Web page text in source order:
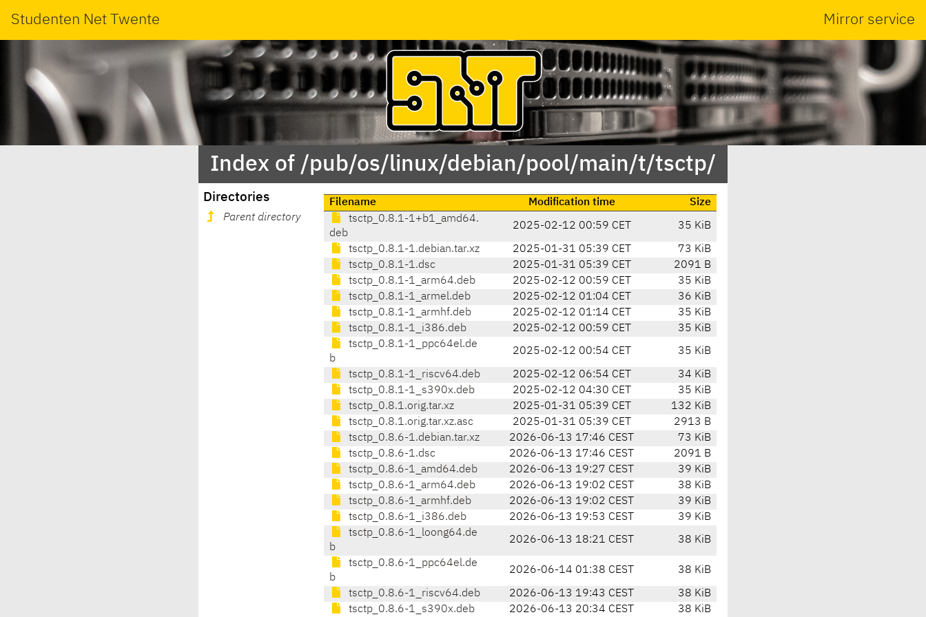
Studenten Net Twente Mirror service
Index of /pub/os/linux/debian/pool/main/t/tsctp/
Directories
Parent directory
Filename Modification time
Size
tsctp_0.8.1-1+b1_amd64.
deb
2025-02-12 00:59 CET 35 KiB
tsctp_0.8.1-1.debian.tar.xz 2025-01-31 05:39 CET
73 KiB
tsctp_0.8.1-1.dsc
2025-01-31 05:39 CET
2091 B
tsctp_0.8.1-1_arm64.deb
2025-02-12 00:59 CET
35 KiB
tsctp_0.8.1-1_armel.deb
2025-02-12 01:04 CET
36 KiB
tsctp_0.8.1-1_armhf.deb
2025-02-12 01:14 CET
35 KiB
tsctp_0.8.1-1_i386.deb
2025-02-12 00:59 CET
35 KiB
tsctp_0.8.1-1_ppc64el.de
b
2025-02-12 00:54 CET 35 KiB
tsctp_0.8.1-1_riscv64.deb 2025-02-12 06:54 CET
34 KiB
tsctp_0.8.1-1_s390x.deb
2025-02-12 04:30 CET
35 KiB
tsctp_0.8.1.orig.tar.xz
2025-01-31 05:39 CET
132 KiB
tsctp_0.8.1.orig.tar.xz.asc
2025-01-31 05:39 CET
2913 B
tsctp_0.8.6-1.debian.tar.xz
2026-06-13 17:46 CEST
73 KiB
tsctp_0.8.6-1.dsc
2026-06-13 17:46 CEST
2091 B
tsctp_0.8.6-1_amd64.deb
2026-06-13 19:27 CEST
39 KiB
tsctp_0.8.6-1_arm64.deb
2026-06-13 19:02 CEST
38 KiB
tsctp_0.8.6-1_armhf.deb
2026-06-13 19:02 CEST
39 KiB
tsctp_0.8.6-1_i386.deb
2026-06-13 19:53 CEST
39 KiB
tsctp_0.8.6-1_loong64.de
b
2026-06-13 18:21 CEST 38 KiB
tsctp_0.8.6-1_ppc64el.de
b
2026-06-14 01:38 CEST 38 KiB
tsctp_0.8.6-1_riscv64.deb 2026-06-13 19:43 CEST
38 KiB
tsctp_0.8.6-1_s390x.deb
2026-06-13 20:34 CEST
38 KiB